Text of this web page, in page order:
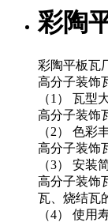
彩陶
彩陶平板瓦
高分子装饰
（1） 瓦型
高分子装饰
（2） 色彩
高分子装饰
（3） 安装
高分子装饰
瓦、烧结瓦
（4） 使用